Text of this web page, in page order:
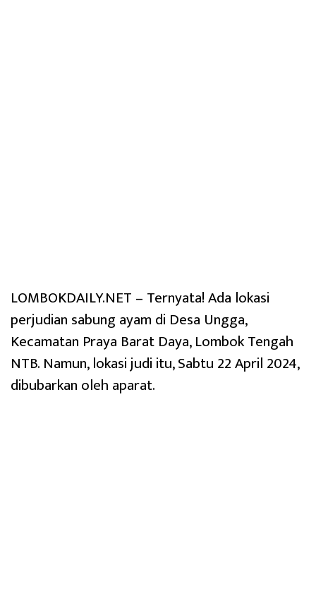
LOMBOKDAILY.NET – Ternyata! Ada lokasi
perjudian sabung ayam di Desa Ungga,
Kecamatan Praya Barat Daya, Lombok Tengah
NTB. Namun, lokasi judi itu, Sabtu 22 April 2024,
dibubarkan oleh aparat.